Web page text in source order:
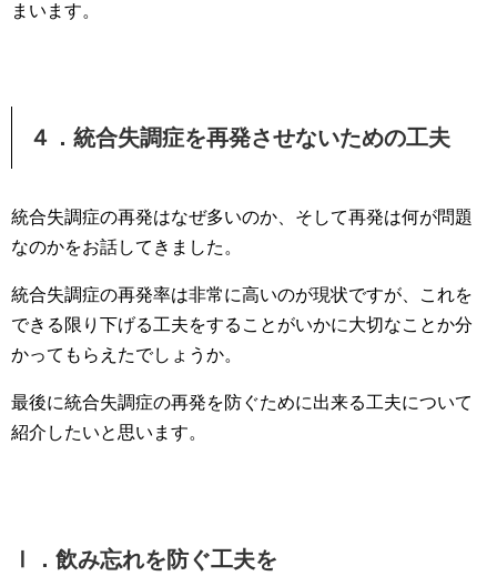
まいます。
４．統合失調症を再発させないための工夫
統合失調症の再発はなぜ多いのか、そして再発は何が問題
なのかをお話してきました。
統合失調症の再発率は非常に高いのが現状ですが、これを
できる限り下げる工夫をすることがいかに大切なことか分
かってもらえたでしょうか。
最後に統合失調症の再発を防ぐために出来る工夫について
紹介したいと思います。
Ⅰ．飲み忘れを防ぐ工夫を